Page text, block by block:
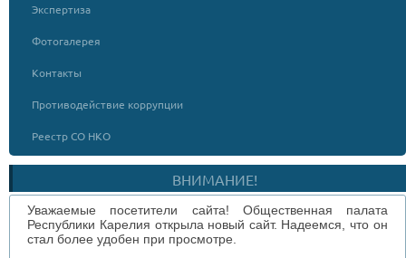
Экспертиза
Фотогалерея
Контакты
Противодействие коррупции
Реестр СО НКО
ВНИМАНИЕ!
Уважаемые посетители сайта! Общественная палата
Республики Карелия открыла новый сайт. Надеемся, что он
стал более удобен при просмотре.